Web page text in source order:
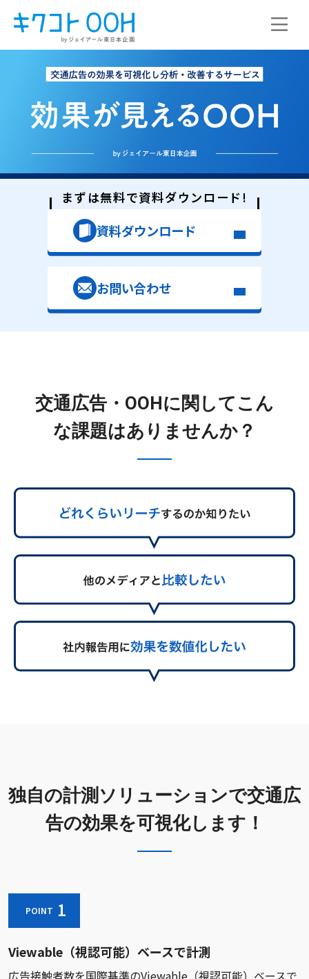
まずは無料で資料ダウンロード!
資料ダウンロード
お問い合わせ
交通広告・OOHに関してこん
な課題はありませんか？
独自の計測ソリューションで交通広
告の効果を可視化します！
POINT 1
Viewable（視認可能）ベースで計測
広告接触者数を国際基準のViewable（視認可能）ベースで